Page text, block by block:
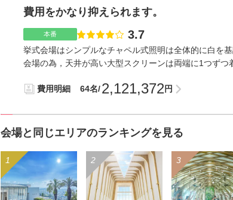
ったですが、空港からも割と近い場所にあったので送
が近くにあるので、観光にもよいと思います。打ち合
本当に助かりました。式当日に出席者の中に発熱者が
ださいました。ご飯が美味しいところと、スタッフの
はり出席していただく方のためにご飯が美味しいとこ
費用をかなり抑えられます。
本番 点数
3.7
挙式会場はシンプルなチャペル式照明は全体的に白を
会場の為，天井が高い大型スクリーンは両端に1つず
寂しいかんじがしたのでプラスしました。前撮りで遠
から歩いていける距離なのでアクセスしやすいが、主
て取り入れて見積もりを立ててもらったので、計画通
してもらえて助かりました。スタッフのかた全員でお
す。全体的に割引が効いているホテルのワンフロワ貸
っては低予算，少ない出費で行えます。
費用明細 64名/2,121,372 円
会場と同じエリアのランキングを見る